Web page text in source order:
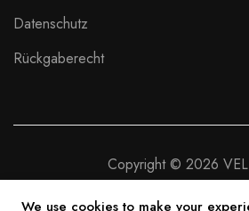
We use cookies to make your
Datenschutz
Rückgaberecht
Copyright © 2026